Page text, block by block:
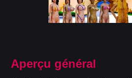
Aperçu général